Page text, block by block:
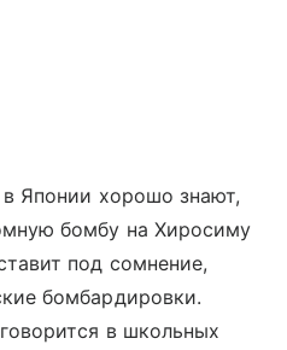
Японии хорошо знают,
бомбу на Хиросиму
под сомнение,
бомбардировки.
в школьных